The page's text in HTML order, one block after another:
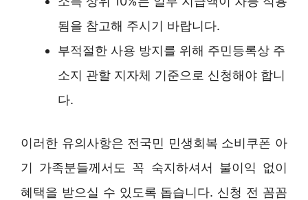
됨을 참고해 주시기 바랍니다.
부적절한 사용 방지를 위해 주민등록상 주
소지 관할 지자체 기준으로 신청해야 합니
다.
이러한 유의사항은 전국민 민생회복 소비쿠폰 아
기 가족분들께서도 꼭 숙지하셔서 불이익 없이
혜택을 받으실 수 있도록 돕습니다. 신청 전 꼼꼼